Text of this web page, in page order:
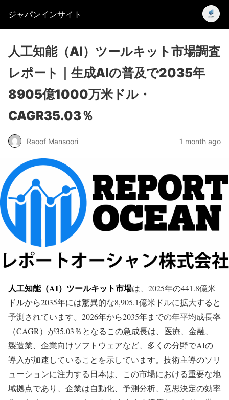
ジャパンインサイト
人工知能（AI）ツールキット市場調査
レポート｜生成AIの普及で2035年
8905億1000万米ドル・
CAGR35.03％
Raoof Mansoori 1 month ago
人工知能（AI）ツールキット市場は、2025年の441.8億米
ドルから2035年には驚異的な8,905.1億米ドルに拡大すると
予測されています。2026年から2035年までの年平均成長率
（CAGR）が35.03％となるこの急成長は、医療、金融、
製造業、企業向けソフトウェアなど、多くの分野でAIの
導入が加速していることを示しています。技術主導のソリ
ューションに注力する日本は、この市場における重要な地
域拠点であり、企業は自動化、予測分析、意思決定の効率